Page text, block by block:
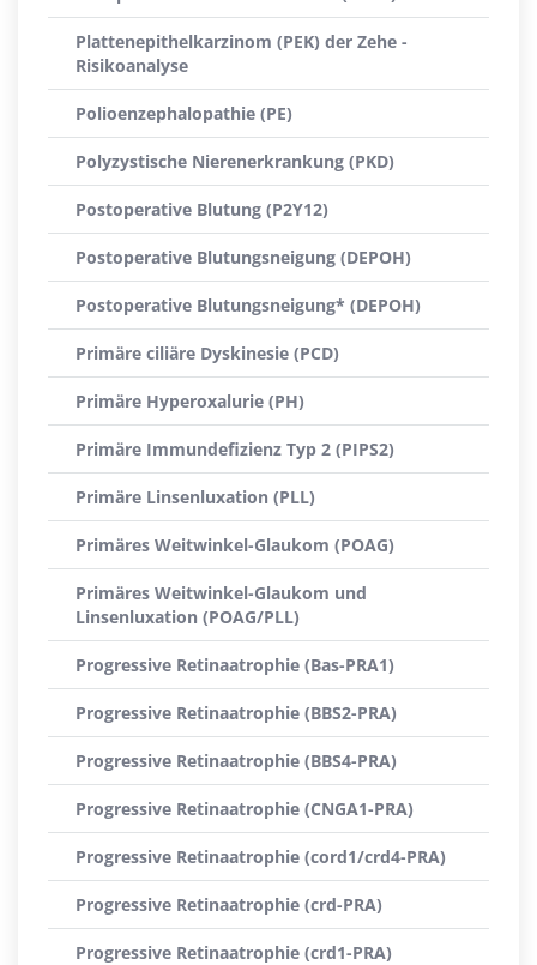
Plattenepithelkarzinom (PEK) der Zehe -
Risikoanalyse
Polioenzephalopathie (PE)
Polyzystische Nierenerkrankung (PKD)
Postoperative Blutung (P2Y12)
Postoperative Blutungsneigung (DEPOH)
Postoperative Blutungsneigung* (DEPOH)
Primäre ciliäre Dyskinesie (PCD)
Primäre Hyperoxalurie (PH)
Primäre Immundefizienz Typ 2 (PIPS2)
Primäre Linsenluxation (PLL)
Primäres Weitwinkel-Glaukom (POAG)
Primäres Weitwinkel-Glaukom und
Linsenluxation (POAG/PLL)
Progressive Retinaatrophie (Bas-PRA1)
Progressive Retinaatrophie (BBS2-PRA)
Progressive Retinaatrophie (BBS4-PRA)
Progressive Retinaatrophie (CNGA1-PRA)
Progressive Retinaatrophie (cord1/crd4-PRA)
Progressive Retinaatrophie (crd-PRA)
Progressive Retinaatrophie (crd1-PRA)